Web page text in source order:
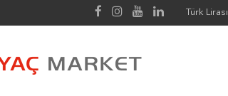
Türk Lirası